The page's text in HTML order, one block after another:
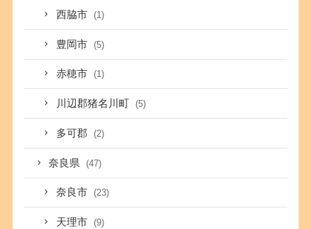
西脇市 (1)
豊岡市 (5)
赤穂市 (1)
川辺郡猪名川町 (5)
多可郡 (2)
奈良県 (47)
奈良市 (23)
天理市 (9)